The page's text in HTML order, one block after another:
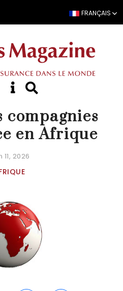
FRANÇAIS
COMPAGNIE
compagnies
en Afrique
11, 2026